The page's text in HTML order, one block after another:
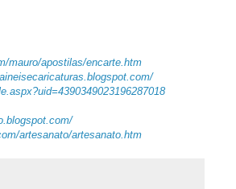
mauro/apostilas/encarte.htm
artesanato/artesanato.htm